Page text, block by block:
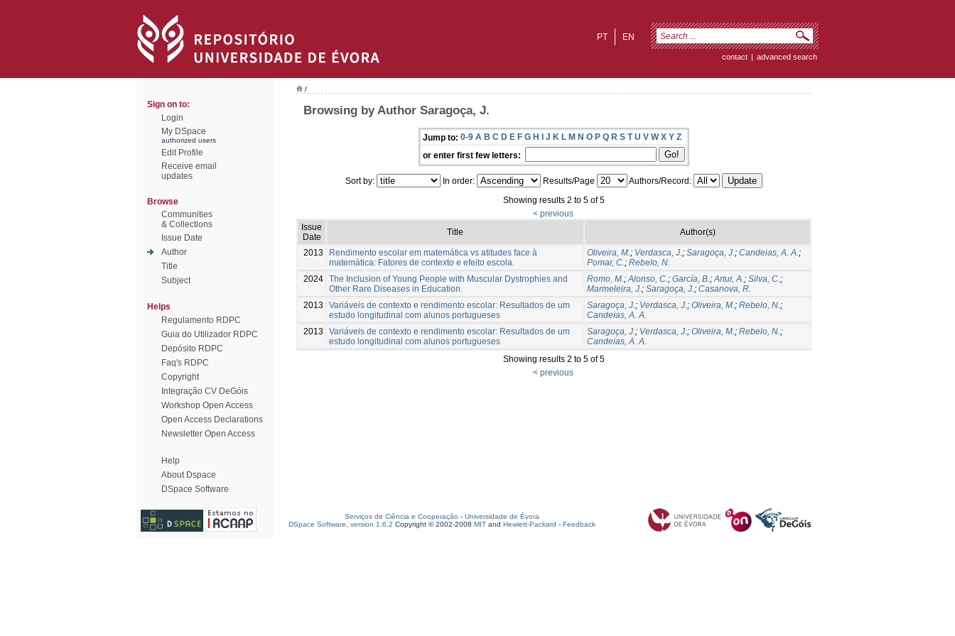
EN
PT
contact | advanced search
Sign on to:
Login
My DSpace
authorized users
Edit Profile
Receive email
updates
Browse
Communities
& Collections
Issue Date
Author
Title
Subject
Helps
Regulamento RDPC
Guia do Utilizador RDPC
Depósito RDPC
Faq's RDPC
Copyright
Integração CV DeGóis
Workshop Open Access
Open Access Declarations
Newsletter Open Access
Help
About Dspace
DSpace Software
/
Browsing by Author Saragoça, J.
Jump to: 0-9 A B C D E F G H I J K L M N O P Q R S T U V W X Y Z
or enter first few letters:
Sort by: In order: Results/Page
Authors/Record:
Showing results 2 to 5 of 5
< previous
Issue
Date
Title Author(s)
2013
Rendimento escolar em matemática vs atitudes face à
matemática: Fatores de contexto e efeito escola.
Oliveira, M.; Verdasca, J.; Saragoça, J.; Candeias, A. A.;
Pomar, C.; Rebelo, N.
2024 The Inclusion of Young People with Muscular Dystrophies and
Other Rare Diseases in Education.
Romo, M.;Alonso, C.; García, B.;Artur, A.; Silva, C.;
Marmeleira, J.; Saragoça, J.; Casanova, R.
2013
Variáveis de contexto e rendimento escolar: Resultados de um
estudo longitudinal com alunos portugueses
Saragoça, J.; Verdasca, J.; Oliveira, M.; Rebelo, N.;
Candeias, A. A.
2013
Variáveis de contexto e rendimento escolar: Resultados de um
estudo longitudinal com alunos portugueses
Saragoça, J.; Verdasca, J.; Oliveira, M.; Rebelo, N.;
Candeias, A. A.
Showing results 2 to 5 of 5
< previous
Serviços de Ciência e Cooperação - Universidade de Évora
DSpace Software, version 1.6.2 Copyright © 2002-2008 MIT and Hewlett-Packard - Feedback